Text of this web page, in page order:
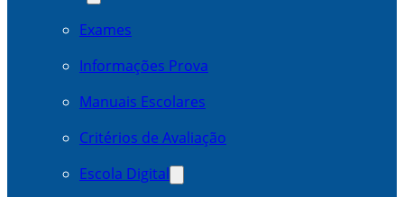
Exames
Informações Prova
Manuais Escolares
Critérios de Avaliação
Escola Digital